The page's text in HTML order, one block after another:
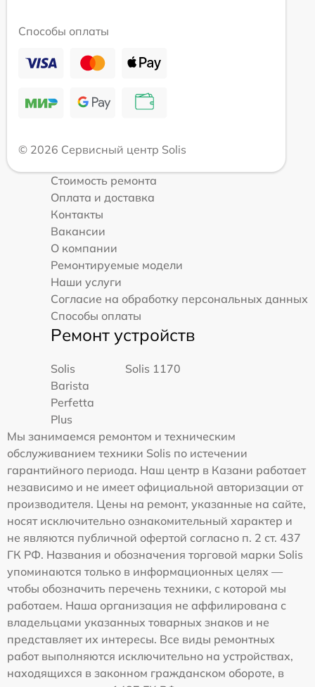
Способы оплаты
© 2026 Сервисный центр Solis
Стоимость ремонта
Оплата и доставка
Контакты
Вакансии
О компании
Ремонтируемые модели
Наши услуги
Согласие на обработку персональных данных
Способы оплаты
Ремонт устройств
Solis
Barista
Perfetta
Plus
Solis 1170
Мы занимаемся ремонтом и техническим
обслуживанием техники Solis по истечении
гарантийного периода. Наш центр в Казани работает
независимо и не имеет официальной авторизации от
производителя. Цены на ремонт, указанные на сайте,
носят исключительно ознакомительный характер и
не являются публичной офертой согласно п. 2 ст. 437
ГК РФ. Названия и обозначения торговой марки Solis
упоминаются только в информационных целях —
чтобы обозначить перечень техники, с которой мы
работаем. Наша организация не аффилирована с
владельцами указанных товарных знаков и не
представляет их интересы. Все виды ремонтных
работ выполняются исключительно на устройствах,
находящихся в законном гражданском обороте, в